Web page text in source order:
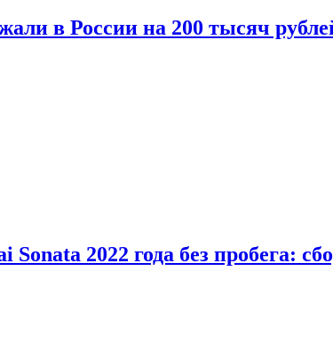
в России на 200 тысяч
2022 года без пробега: